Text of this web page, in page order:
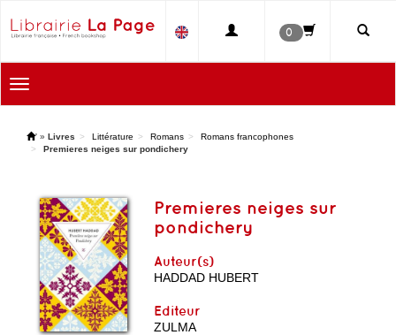
0
Toggle
navigation
' » Livres Littérature Romans
Romans francophones
Premieres neiges sur pondichery
Premieres neiges sur
pondichery
Auteur(s)
HADDAD HUBERT
Editeur
ZULMA